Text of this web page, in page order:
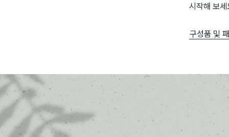
시작해 보세
구성품 및